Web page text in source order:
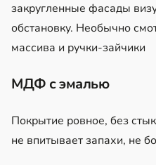
закругленные фасады
обстановку. Необычно
массива и ручки-зайчики
МДФ с эмалью
Покрытие ровное, без
не впитывает запахи, не